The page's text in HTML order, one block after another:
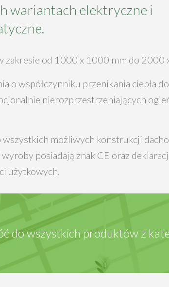
wariantach elektryczne i
zakresie od 1000 x 1000 mm do 2000
o współczynniku przenikania ciepła
nierozprzestrzeniających
wszystkich możliwych konstrukcji
posiadają znak CE oraz
użytkowych.
do wszystkich produktów z